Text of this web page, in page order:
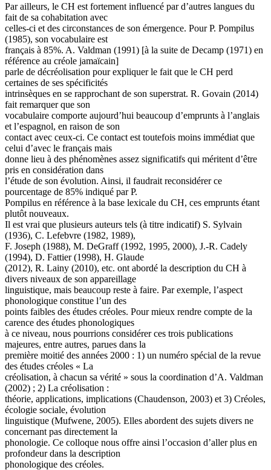
Par ailleurs, le CH est fortement influencé par d’autres langues du
fait de sa cohabitation avec
celles-ci et des circonstances de son émergence. Pour P. Pompilus
(1985), son vocabulaire est
français à 85%. A. Valdman (1991) [à la suite de Decamp (1971) en
référence au créole jamaïcain]
parle de décréolisation pour expliquer le fait que le CH perd
certaines de ses spécificités
intrinsèques en se rapprochant de son superstrat. R. Govain (2014)
fait remarquer que son
vocabulaire comporte aujourd’hui beaucoup d’emprunts à l’anglais
et l’espagnol, en raison de son
contact avec ceux-ci. Ce contact est toutefois moins immédiat que
celui d’avec le français mais
donne lieu à des phénomènes assez significatifs qui méritent d’être
pris en considération dans
l’étude de son évolution. Ainsi, il faudrait reconsidérer ce
pourcentage de 85% indiqué par P.
Pompilus en référence à la base lexicale du CH, ces emprunts étant
plutôt nouveaux.
Il est vrai que plusieurs auteurs tels (à titre indicatif) S. Sylvain
(1936), C. Lefebvre (1982, 1989),
F. Joseph (1988), M. DeGraff (1992, 1995, 2000), J.-R. Cadely
(1994), D. Fattier (1998), H. Glaude
(2012), R. Lainy (2010), etc. ont abordé la description du CH à
divers niveaux de son appareillage
linguistique, mais beaucoup reste à faire. Par exemple, l’aspect
phonologique constitue l’un des
points faibles des études créoles. Pour mieux rendre compte de la
carence des études phonologiques
à ce niveau, nous pourrions considérer ces trois publications
majeures, entre autres, parues dans la
première moitié des années 2000 : 1) un numéro spécial de la revue
des études créoles « La
créolisation, à chacun sa vérité » sous la coordination d’A. Valdman
(2002) ; 2) La créolisation :
théorie, applications, implications (Chaudenson, 2003) et 3) Créoles,
écologie sociale, évolution
linguistique (Mufwene, 2005). Elles abordent des sujets divers ne
concernant pas directement la
phonologie. Ce colloque nous offre ainsi l’occasion d’aller plus en
profondeur dans la description
phonologique des créoles.